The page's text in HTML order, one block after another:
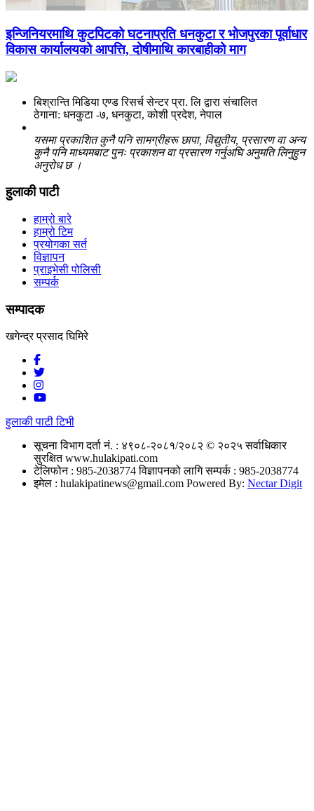
इन्जिनियरमाथि कुटपिटको घटनाप्रति धनकुटा र भोजपुरका पूर्वाधार
विकास कार्यालयको आपत्ति, दोषीमाथि कारबाहीको माग
बिश्रान्ति मिडिया एण्ड रिसर्च सेन्टर प्रा. लि द्वारा संचालित
ठेगाना: धनकुटा -७, धनकुटा, कोशी प्रदेश, नेपाल
यसमा प्रकाशित कुनै पनि सामग्रीहरू छापा, विद्युतीय, प्रसारण वा अन्य
कुनै पनि माध्यमबाट पुनः प्रकाशन वा प्रसारण गर्नुअघि अनुमति लिनुहुन
अनुरोध छ ।
हुलाकी पाटी
हाम्रो बारे
हाम्रो टिम
प्रयोगका सर्त
विज्ञापन
प्राइभेसी पोलिसी
सम्पर्क
सम्पादक
खगेन्द्र प्रसाद घिमिरे
हुलाकी पाटी टिभी
सूचना विभाग दर्ता नं. : ४९०८-२०८१/२०८२ © २०२५ सर्वाधिकार
सुरक्षित www.hulakipati.com
टेलिफोन : 985-2038774विज्ञापनको लागि सम्पर्क : 985-2038774
इमेल : hulakipatinews@gmail.com Powered By: Nectar Digit